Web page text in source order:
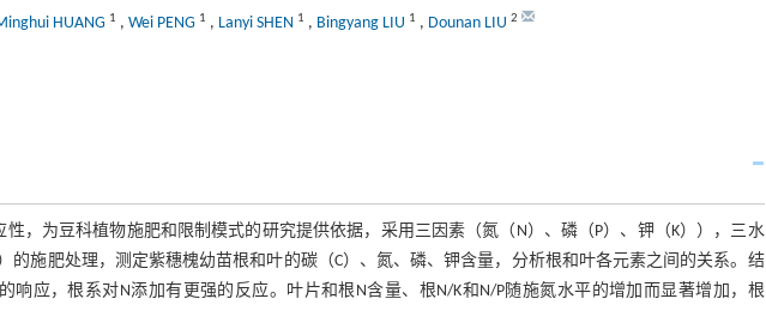
HUANG 1 , Wei PENG 1 , Lanyi SHEN 1 , Bingyang LIU 1 , Dounan LIU 2
，为豆科植物施肥和限制模式的研究提供依据，采用三因素（氮（N）、磷（P）、钾（K）），三水
）的施肥处理，测定紫穗槐幼苗根和叶的碳（C）、氮、磷、钾含量，分析根和叶各元素之间的关系。结
响应，根系对N添加有更强的反应。叶片和根N含量、根N/K和N/P随施氮水平的增加而显著增加，根